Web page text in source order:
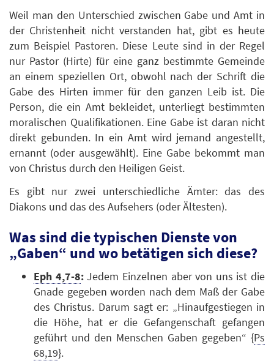
Weil man den Unterschied zwischen Gabe und Amt in
der Christenheit nicht verstanden hat, gibt es heute
zum Beispiel Pastoren. Diese Leute sind in der Regel
nur Pastor (Hirte) für eine ganz bestimmte Gemeinde
an einem speziellen Ort, obwohl nach der Schrift die
Gabe des Hirten immer für den ganzen Leib ist. Die
Person, die ein Amt bekleidet, unterliegt bestimmten
moralischen Qualifikationen. Eine Gabe ist daran nicht
direkt gebunden. In ein Amt wird jemand angestellt,
ernannt (oder ausgewählt). Eine Gabe bekommt man
von Christus durch den Heiligen Geist.
Es gibt nur zwei unterschiedliche Ämter: das des
Diakons und das des Aufsehers (oder Ältesten).
Was sind die typischen Dienste von
„Gaben“ und wo betätigen sich diese?
Eph 4,7-8:Jedem Einzelnen aber von uns ist die
Gnade gegeben worden nach dem Maß der Gabe
des Christus. Darum sagt er: „Hinaufgestiegen in
die Höhe, hat er die Gefangenschaft gefangen
geführt und den Menschen Gaben gegeben“ {Ps
68,19}.